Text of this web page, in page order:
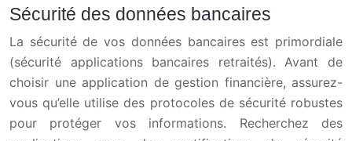
Sécurité des données bancaires
La sécurité de vos données bancaires est primordiale
(sécurité applications bancaires retraités). Avant de
choisir une application de gestion financière, assurez-
vous qu’elle utilise des protocoles de sécurité robustes
pour protéger vos informations. Recherchez des